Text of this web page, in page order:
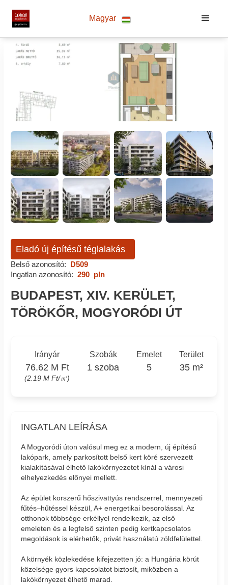
Magyar
Eladó új építésű téglalakás
Belső azonosító: D509
Ingatlan azonosító: 290_pln
BUDAPEST, XIV. KERÜLET,
TÖRÖKŐR, MOGYORÓDI ÚT
Irányár
76.62 M Ft
(2.19 M Ft/㎡)
Szobák
1 szoba
Emelet
5
Terület
35 m²
INGATLAN LEÍRÁSA
A Mogyoródi úton valósul meg ez a modern, új építésű
lakópark, amely parkosított belső kert köré szervezett
kialakításával élhető lakókörnyezetet kínál a városi
elhelyezkedés előnyei mellett.
Az épület korszerű hőszivattyús rendszerrel, mennyezeti
fűtés–hűtéssel készül, A+ energetikai besorolással. Az
otthonok többsége erkéllyel rendelkezik, az első
emeleten és a legfelső szinten pedig kertkapcsolatos
megoldások is elérhetők, privát használatú zöldfelülettel.
A környék közlekedése kifejezetten jó: a Hungária körút
közelsége gyors kapcsolatot biztosít, miközben a
lakókörnyezet élhető marad.